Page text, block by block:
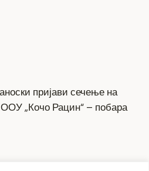
пријави сечење на
„Кочо Рацин“ – побара